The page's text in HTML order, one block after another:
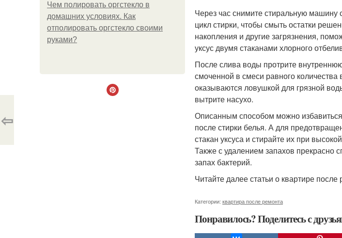
Чем полировать оргстекло в
домашних условиях. Как
отполировать оргстекло своими
руками?
Через час снимите стиральную машину
цикл стирки, чтобы смыть остатки
накопления и другие загрязнения,
уксус двумя стаканами хлорного
После слива воды протрите
смоченной в смеси равного количества
оказываются ловушкой для грязной
вытрите насухо.
Описанным способом можно
после стирки белья. А для
стакан уксуса и стирайте их при
Также с удалением запахов прекрасно
запах бактерий.
Читайте далее статьи о квартире после
Категории: квартира после ремонта
Понравилось? Поделитесь с
⇦